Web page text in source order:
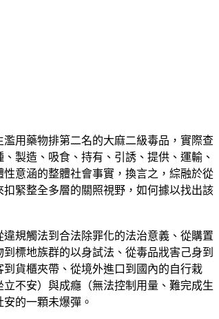
用藥物排第二名的大麻二級毒品，實際查
製造、吸食、持有、引誘、提供、運輸、
意涵的整體社會事實，換言之，綜融於從
緊整全多層的關照視野，如何據以找出該
規觸法到合法除罪化的法治意義、從購置
標地族群的以身試法、從毒品戕害己身到
貨櫃夾帶、從境外進口到國內的自行栽
不安）與成癮（無法控制用量、難完成生
的一顆未爆彈。